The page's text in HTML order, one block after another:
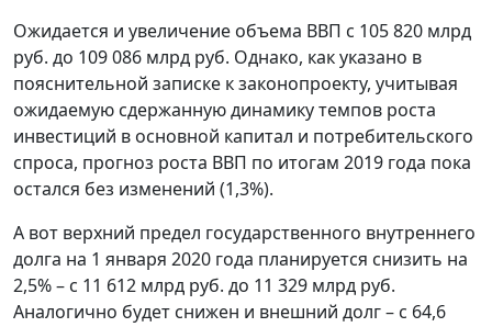
Ожидается и увеличение объема ВВП с 105 820 млрд
руб. до 109 086 млрд руб. Однако, как указано в
пояснительной записке к законопроекту, учитывая
ожидаемую сдержанную динамику темпов роста
инвестиций в основной капитал и потребительского
спроса, прогноз роста ВВП по итогам 2019 года пока
остался без изменений (1,3%).
А вот верхний предел государственного внутреннего
долга на 1 января 2020 года планируется снизить на
2,5% – с 11 612 млрд руб. до 11 329 млрд руб.
Аналогично будет снижен и внешний долг – с 64,6